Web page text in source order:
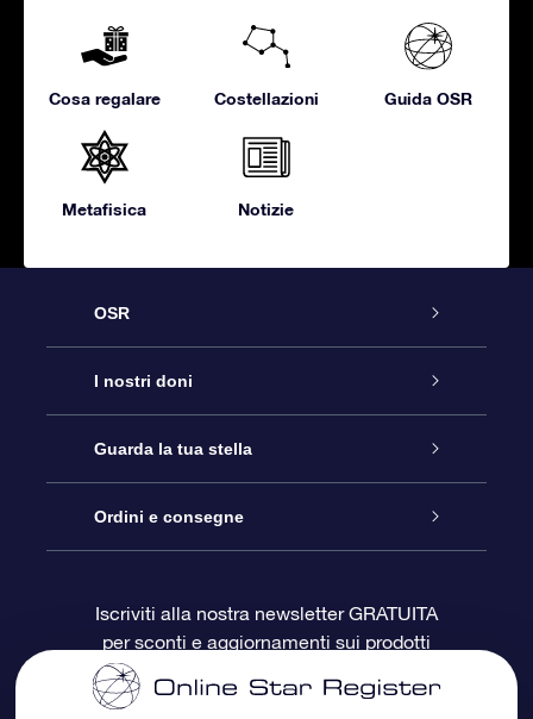
Cosa regalare Costellazioni Guida OSR
Metafisica Notizie
OSR
Assistenza
Contattaci
Blog
OSR Recensioni
I nostri doni
Online Star Gift
Pacchetto regalo OSR
Gift Card OSR
Doni aziendali
Guarda la tua stella
Registro stellare
Star Page personalizzata
Ordini e consegne
Informazioni di Pagamento
Iscriviti alla nostra newsletter GRATUITA
per sconti e aggiornamenti sui prodotti